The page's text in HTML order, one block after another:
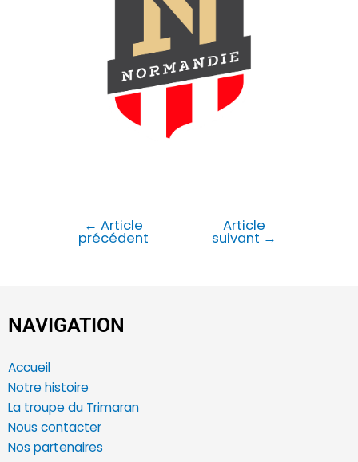
← Article
précédent
Article
suivant →
NAVIGATION
Accueil
Notre histoire
La troupe du Trimaran
Nous contacter
Nos partenaires